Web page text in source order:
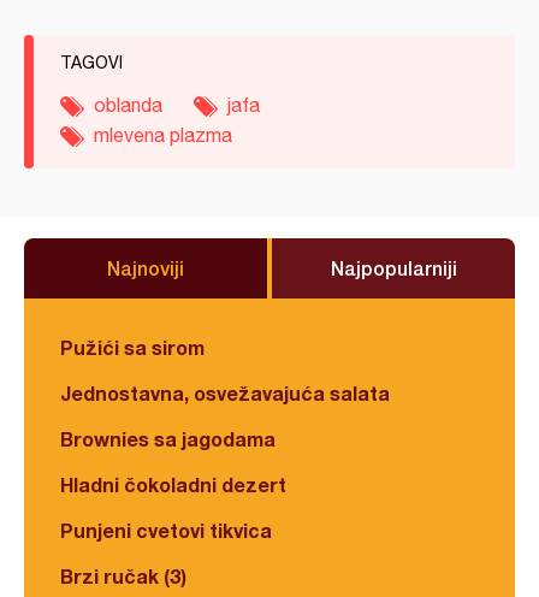
TAGOVI
oblanda
jafa
mlevena plazma
Najnoviji Najpopularniji
Pužići sa sirom
Jednostavna, osvežavajuća salata
Brownies sa jagodama
Hladni čokoladni dezert
Punjeni cvetovi tikvica
Brzi ručak (3)